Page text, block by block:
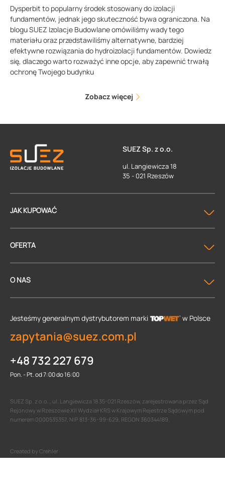
Dysperbit to popularny środek stosowany do izolacji
fundamentów, jednak jego skuteczność bywa ograniczona. Na
blogu SUEZ Izolacje Budowlane omówiliśmy wady tego
materiału oraz przedstawiliśmy alternatywne, bardziej
efektywne rozwiązania do hydroizolacji fundamentów. Dowiedz
się, dlaczego warto rozważyć inne opcje, aby zapewnić trwałą
ochronę Twojego budynku
Zobacz więcej
SUEZ Sp. z o.o.
ul. Langiewicza 18
35 - 021 Rzeszów
JAK KUPOWAĆ
OFERTA
O NAS
Jesteśmy generalnym dystrybutorem marki w Polsce
zapytania@suez.com.pl
+48 732 227 679
Pon. - Pt. od 7:00 do 16:00
SUEZ Sp. z o.o. , ul. Langiewicza 18 35-021 Rzeszów, zarejestrowana przez Sąd
Rejonowy w Rzeszowie XII Wydział KRS w Krajowym Rejestrze Sądowym pod
numerem 0000535357, NIP 813-36-99-629, REGON 360344189.
Created by Crehler